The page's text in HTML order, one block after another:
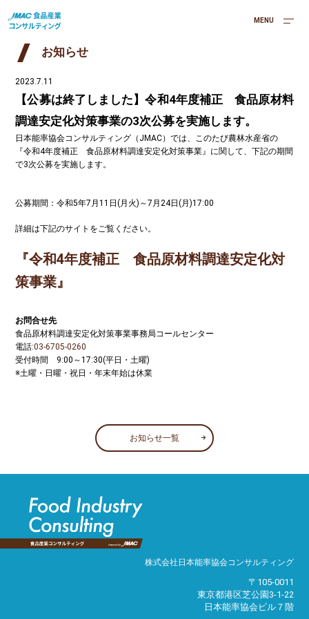
MENU
お知らせ
2023.7.11
【公募は終了しました】令和4年度補正 食品原材料
調達安定化対策事業の3次公募を実施します。
日本能率協会コンサルティング（JMAC）では、このたび農林水産省の
『令和4年度補正 食品原材料調達安定化対策事業』に関して、下記の期間
で3次公募を実施します。
公募期間：令和5年7月11日(月火)～7月24日(月)17:00
詳細は下記のサイトをご覧ください。
『令和4年度補正 食品原材料調達安定化対
策事業』
お問合せ先
食品原材料調達安定化対策事業事務局コールセンター
電話:03-6705-0260
受付時間 9:00～17:30(平日・土曜)
※土曜・日曜・祝日・年末年始は休業
お知らせ一覧
株式会社日本能率協会コンサルティング
〒105-0011
東京都港区芝公園3-1-22
日本能率協会ビル７階